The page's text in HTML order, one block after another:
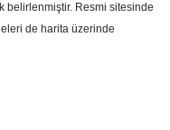
belirlenmiştir. Resmi sitesinde
de harita üzerinde